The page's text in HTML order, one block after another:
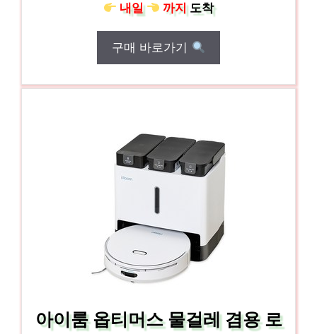
내일 까지도착
구매 바로가기
아이룸 옵티머스 물걸레 겸용 로